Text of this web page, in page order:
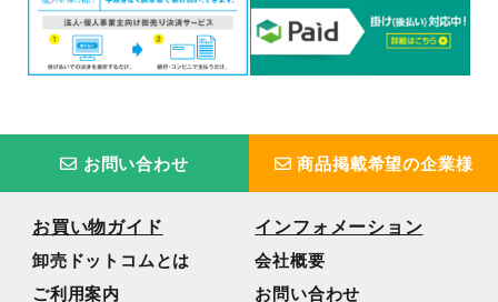
お問い合わせ 商品掲載希望の企業様
お買い物ガイド
卸売ドットコムとは
ご利用案内
インフォメーション
会社概要
お問い合わせ